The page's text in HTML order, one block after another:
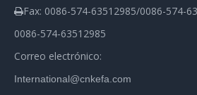
Fax: 0086-574-63512985/0086-574-
0086-574-63512985
Correo electrónico:
International@cnkefa.com